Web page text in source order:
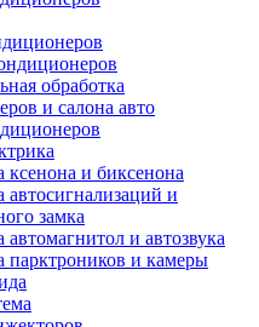
обработка
и салона авто
ксенона и биксенона
автосигнализаций и
замка
автомагнитол и автозвука
парктроников и камеры